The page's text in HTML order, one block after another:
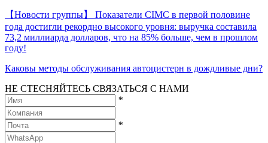
【Новости группы】 Показатели CIMC в первой половине
года достигли рекордно высокого уровня: выручка составила
73,2 миллиарда долларов, что на 85% больше, чем в прошлом
году!
Каковы методы обслуживания автоцистерн в дождливые дни?
НЕ СТЕСНЯЙТЕСЬ СВЯЗАТЬСЯ С НАМИ
*
*